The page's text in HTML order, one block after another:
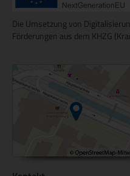
Die Umsetzung von
Förderungen aus dem KHZG